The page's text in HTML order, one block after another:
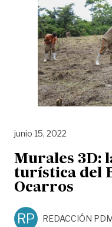
junio 15, 2022
Murales 3D:
turística del
Ocarros
RP REDACCIÓN